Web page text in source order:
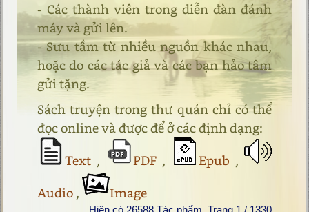
- Các thành viên trong diễn đàn đánh
máy và gửi lên.
- Sưu tầm từ nhiều nguồn khác nhau,
hoặc do các tác giả và các bạn hảo tâm
gửi tặng.
Sách truyện trong thư quán chỉ có thể
đọc online và được để ở các định dạng:
Text , PDF , Epub ,
Audio , Image
Hiện có 26588 Tác phẩm, Trang 1 / 1330